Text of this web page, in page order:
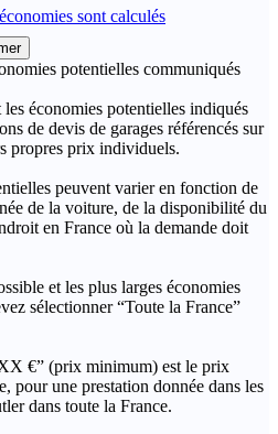
sont calculés
potentielles communiqués
économies potentielles indiqués
de devis de garages référencés sur
propres prix individuels.
peuvent varier en fonction de
de la voiture, de la disponibilité du
en France où la demande doit
et les plus larges économies
sélectionner “Toute la France”
€” (prix minimum) est le prix
pour une prestation donnée dans les
dans toute la France.